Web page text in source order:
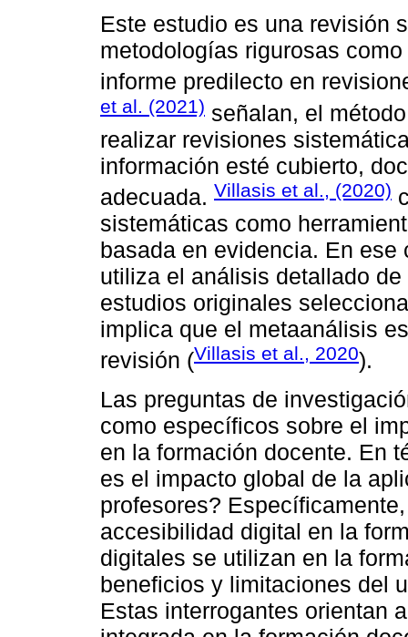
Este estudio es una revisión
metodologías rigurosas
informe predilecto en
et al. (2021) señalan, el
realizar revisiones
información esté cubierto,
adecuada. Villasis et al., (2020)
sistemáticas como
basada en evidencia. En
utiliza el análisis detallado
estudios originales
implica que el metaanálisis
revisión (Villasis et al., 2020).
Las preguntas de
como específicos sobre el
en la formación docente. En
es el impacto global de la
profesores?
accesibilidad digital en la
digitales se utilizan en la
beneficios y limitaciones del
Estas interrogantes orientan